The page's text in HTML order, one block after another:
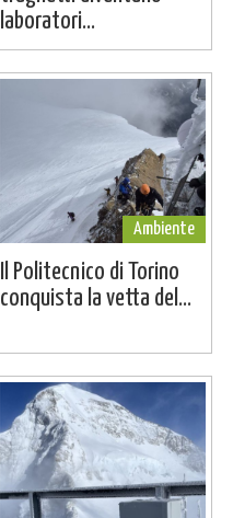
laboratori...
Ambiente
Il Politecnico di Torino
conquista la vetta del...